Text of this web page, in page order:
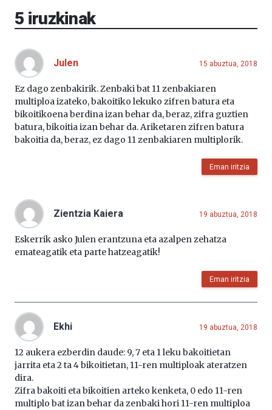
5 iruzkinak
Julen 15 abuztua, 2018
Ez dago zenbakirik. Zenbaki bat 11 zenbakiaren
multiploa izateko, bakoitiko lekuko zifren batura eta
bikoitikoena berdina izan behar da, beraz, zifra guztien
batura, bikoitia izan behar da. Ariketaren zifren batura
bakoitia da, beraz, ez dago 11 zenbakiaren multiplorik.
Eman iritzia
Zientzia Kaiera 19 abuztua, 2018
Eskerrik asko Julen erantzuna eta azalpen zehatza
emateagatik eta parte hatzeagatik!
Eman iritzia
Ekhi 19 abuztua, 2018
12 aukera ezberdin daude: 9, 7 eta 1 leku bakoitietan
jarrita eta 2 ta 4 bikoitietan, 11-ren multiploak ateratzen
dira.
Zifra bakoiti eta bikoitien arteko kenketa, 0 edo 11-ren
multiplo bat izan behar da zenbaki hori 11-ren multiploa